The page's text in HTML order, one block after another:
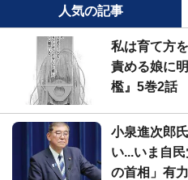
人気の記事
私は育て方
責める娘に
檻』5巻2話
小泉進次郎
い...いま自
の首相」有